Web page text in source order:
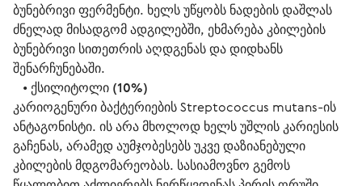
ბუნებრივი ფერმენტი. ხელს უწყობს ნადების დაშლას
ძნელად მისადგომ ადგილებში, ეხმარება კბილების
ბუნებრივი სითეთრის აღდგენას და დიდხანს
შენარჩუნებაში.
• ქსილიტოლი (10%)
კარიოგენური ბაქტერიების Streptococcus mutans-ის
ანტაგონისტი. ის არა მხოლოდ ხელს უშლის კარიესის
გაჩენას, არამედ აუმჯობესებს უკვე დაზიანებული
კბილების მდგომარეობას. სასიამოვნო გემოს